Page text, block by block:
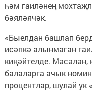
һәм гаиләнең
бәяләячәк.
«Быелдан башлап
исәпкә алынмаган
киңәйтелде. Мәсәлән,
балаларга ачык
процентлар, шулай ук